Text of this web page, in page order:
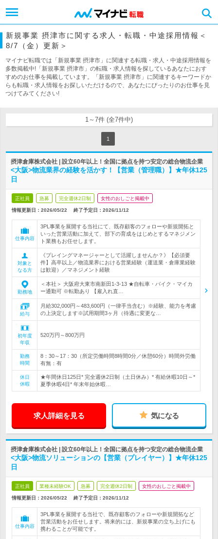
新規事業 摂津市に関する求人・転職・中途採用情報＜
8/7（金）更新＞
マイナビ転職では「新規事業 摂津市」に関連する転職・求人・中途採用情報を
多数掲載中!「新規事業 摂津市」の転職・求人情報を探しているあなたにおす
すめのお仕事を掲載しています。「新規事業 摂津市」に関連するキーワードか
らも転職・求人情報をお探しいただけるので、あなたにぴったりのお仕事を見
つけてみてください!
1～7件 (全7件中)
1
摂津倉庫株式会社 | 設立60年以上！全国に拠点を持つ安定の総合物流企業
<大阪>物流業界の経験を活かす！【営業（管理職）】★年休125
日
正社員 急募 完全週休2日制 女性のおしごと掲載中
情報更新日：2026/05/22 終了予定日： 2026/11/12
仕事内容
3PL事業を展開する当社にて、既存顧客のフォローや新規開拓と
いった営業活動に加えて、部下の育成をはじめとするマネジメン
ト業務もお任せします。
対象と
なる方
《プレイングマネージャーとして活躍しませんか？》【必須要
件】高卒以上／物流業界における営業経験（運送業・倉庫業経験
は歓迎）／マネジメント経験
勤務地
＜本社＞ 大阪府大東市南新田1-3-13 ★自転車・バイク・マイカ
ー通勤可 ※転勤あり 【雇入れ直…
給与
月給302,000円～483,600円（一律手当含む）※経験、能力を考慮
の上決定します※試用期間3ヶ月（待遇に変更な…
初年度
年収
520万円～800万円
勤務
時間
8：30～17：30（所定労働時間8時間0分／休憩60分）時間外労働
有無：有
休日
休暇
★年間休日125日* 完全週休2日制（土日休み）* 有給休暇10日～*
夏季休暇4日* 年末年始休暇…
求人詳細を見る 気になる
摂津倉庫株式会社 | 設立60年以上！全国に拠点を持つ安定の総合物流企業
<大阪>物流ソリューションの【営業（プレイヤー）】★年休125
日
正社員 業種未経験OK 急募 完全週休2日制 女性のおしごと掲載中
情報更新日：2026/05/22 終了予定日： 2026/11/12
仕事内容
3PL事業を展開する当社で、既存顧客のフォローや新規開拓など
営業活動をお任せします。将来的には、新規事業の立ち上げにも
携わることが可能です。